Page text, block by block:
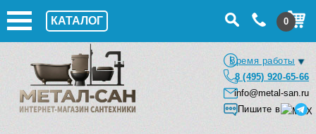
КАТАЛОГ 0
Время работы
8 (495) 920-65-66
info@metal-san.ru
Пишите в